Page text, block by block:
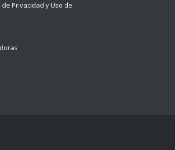
Privacidad y Uso de